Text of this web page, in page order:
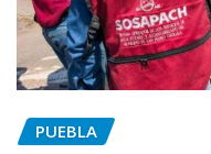
PUEBLA